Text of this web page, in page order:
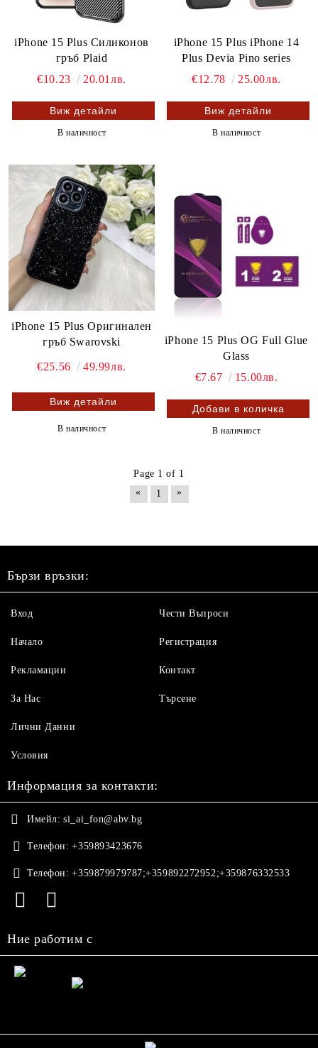
iPhone 15 Plus Силиконов
гръб Plaid
€10.23
20.01лв.
Виж детайли
В наличност
iPhone 15 Plus iPhone 14
Plus Devia Pino series
€12.78
25.00лв.
Виж детайли
В наличност
iPhone 15 Plus Оригинален
гръб Swarovski
€25.56 49.99лв.
Виж детайли
В наличност
iPhone 15 Plus OG Full Glue
Glass
€7.67
15.00лв.
В наличност
Page 1 of 1
«
1 »
Бързи връзки:
Вход
Начало
Рекламации
За Нас
Чести Въпроси
Регистрация
Контакт
Търсене
Лични Данни
Условия
Информация за контакти:
Имейл: si_ai_fon@abv.bg
Телефон: +359893423676
Телефон: +359879979787;+359892272952;+359876332533
Ние работим с